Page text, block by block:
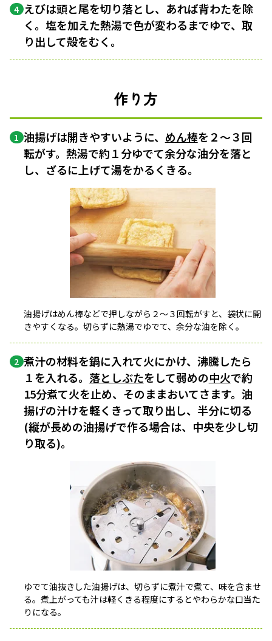
4 えびは頭と尾を切り落とし、あれば背わたを除
く。塩を加えた熱湯で色が変わるまでゆで、取
り出して殻をむく。
作り方
1 油揚げは開きやすいように、 めん棒を２〜３回
転がす。熱湯で約１分ゆでて余分な油分を落と
し、ざるに上げて湯をかるくきる。
油揚げはめん棒などで押しながら２〜３回転がすと、袋状に開
きやすくなる。切らずに熱湯でゆでて、余分な油を除く。
2 煮汁の材料を鍋に入れて火にかけ、沸騰したら
１を入れる。 落としぶたをして弱めの中火で約
15分煮て火を止め、そのままおいてさます。油
揚げの汁けを軽くきって取り出し、半分に切る
(縦が長めの油揚げで作る場合は、中央を少し切
り取る)。
ゆでて油抜きした油揚げは、切らずに煮汁で煮て、味を含ませ
る。煮上がっても汁は軽くきる程度にするとやわらかな口当た
りになる。